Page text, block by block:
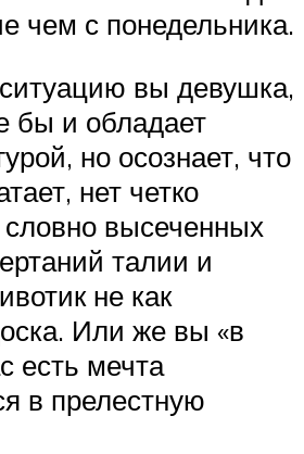
чем с понедельника.
вы девушка,
бы и обладает
но осознает, что
нет четко
высеченных
талии и
не как
Или же вы «в
есть мечта
в прелестную